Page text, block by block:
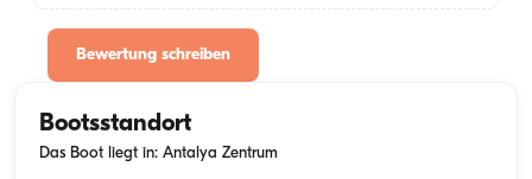
Bewertung schreiben
Bootsstandort
Das Boot liegt in: Antalya Zentrum